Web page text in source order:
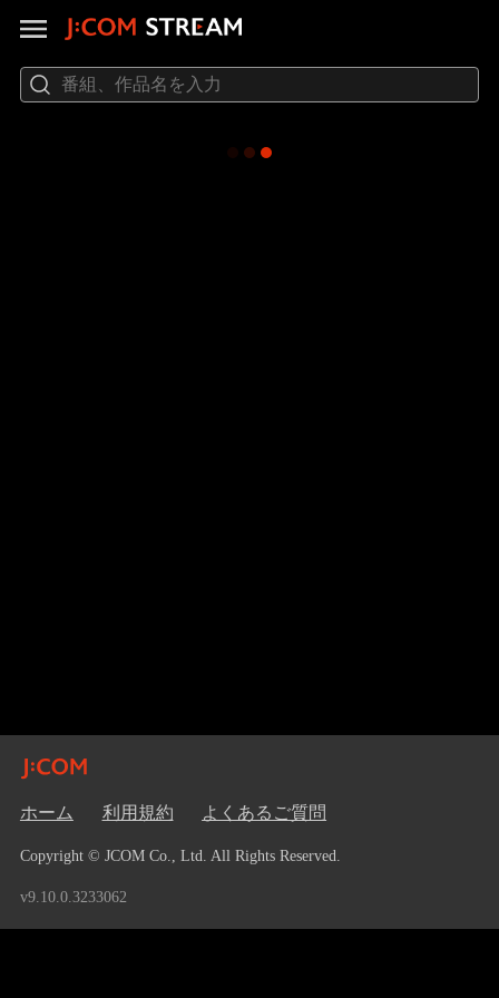
ホーム 利用規約 よくあるご質問
Copyright © JCOM Co., Ltd. All Rights Reserved.
v9.10.0.3233062